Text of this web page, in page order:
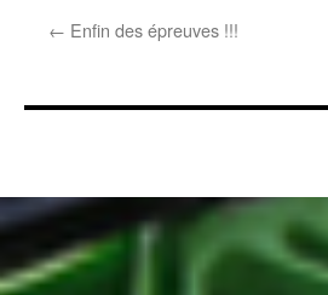
← Enfin des épreuves !!!